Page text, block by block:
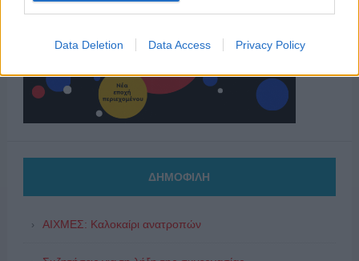
Data Deletion Data Access Privacy Policy
ΔΗΜΟΦΙΛΗ
ΑΙΧΜΕΣ: Καλοκαίρι ανατροπών